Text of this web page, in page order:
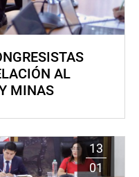
AL
MINAS
13
01